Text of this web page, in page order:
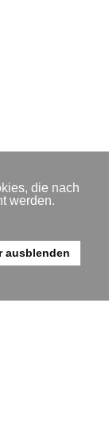
die nach
werden.
ausblenden